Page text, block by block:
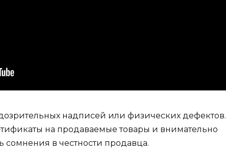
надписей или физических дефектов.
на продаваемые товары и внимательно
сомнения в честности продавца.